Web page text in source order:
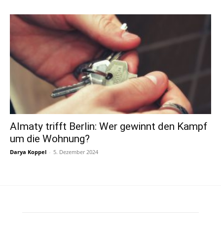
Almaty trifft Berlin: Wer gewinnt den Kampf
um die Wohnung?
Darya Koppel - 5. Dezember 2024